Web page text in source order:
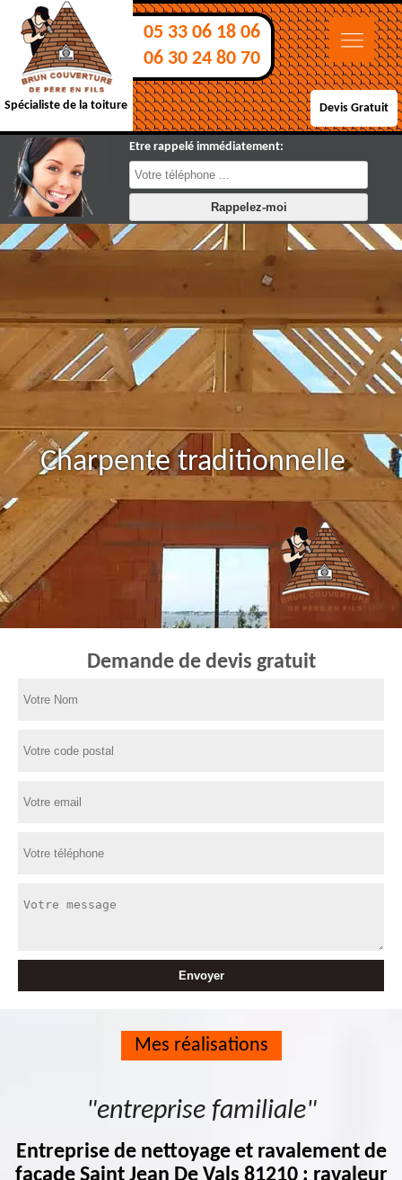
Spécialiste de la toiture
05 33 06 18 06
06 30 24 80 70
Devis Gratuit
Etre rappelé immédiatement:
Charpente traditionnelle
Demande de devis gratuit
Mes réalisations
"entreprise familiale"
Entreprise de nettoyage et ravalement de
façade Saint Jean De Vals 81210 : ravaleur